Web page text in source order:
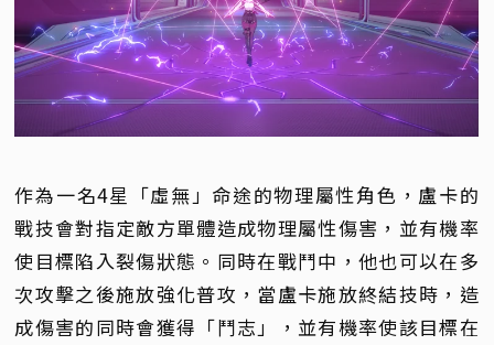
作為一名4星「虛無」命途的物理屬性角色，盧卡的
戰技會對指定敵方單體造成物理屬性傷害，並有機率
使目標陷入裂傷狀態。同時在戰鬥中，他也可以在多
次攻擊之後施放強化普攻，當盧卡施放終結技時，造
成傷害的同時會獲得「鬥志」，並有機率使該目標在